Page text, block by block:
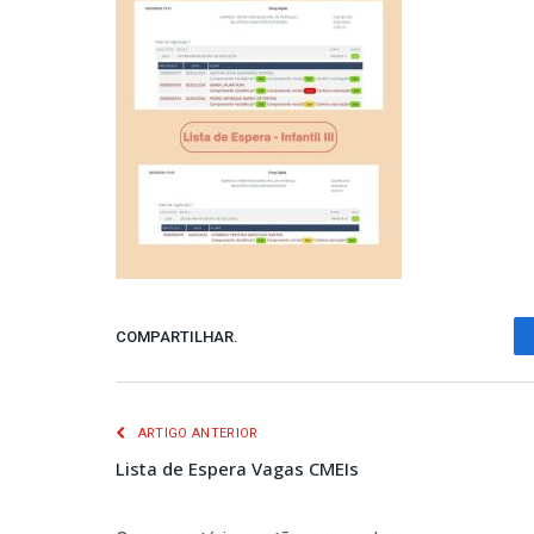
COMPARTILHAR.
ARTIGO ANTERIOR
Lista de Espera Vagas CMEIs